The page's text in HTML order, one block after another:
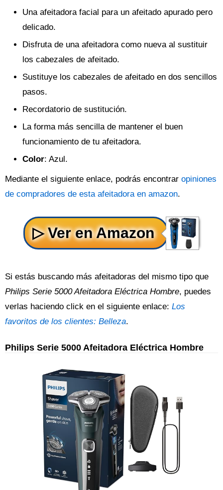
Una afeitadora facial para un afeitado apurado pero
delicado.
Disfruta de una afeitadora como nueva al sustituir
los cabezales de afeitado.
Sustituye los cabezales de afeitado en dos sencillos
pasos.
Recordatorio de sustitución.
La forma más sencilla de mantener el buen
funcionamiento de tu afeitadora.
Color: Azul.
Mediante el siguiente enlace, podrás encontrar opiniones
de compradores de esta afeitadora en amazon.
Si estás buscando más afeitadoras del mismo tipo que
Philips Serie 5000 Afeitadora Eléctrica Hombre, puedes
verlas haciendo click en el siguiente enlace: Los
favoritos de los clientes: Belleza.
Philips Serie 5000 Afeitadora Eléctrica Hombre